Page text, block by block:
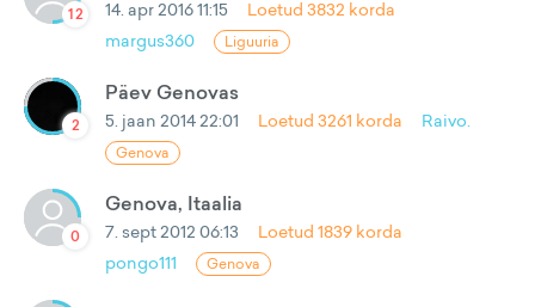
12 14. apr 2016 11:15 Loetud 3832 korda
margus360
Liguuria
2
Päev Genovas
5. jaan 2014 22:01 Loetud 3261 korda Raivo.
Genova
0
Genova, Itaalia
7. sept 2012 06:13 Loetud 1839 korda
pongo111
Genova